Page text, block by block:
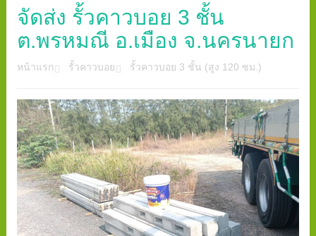
จัดส่ง รั้วคาวบอย 3 ชั้น
ต.พรหมณี อ.เมือง จ.นครนายก
หน้าแรก รั้วคาวบอย รั้วคาวบอย 3 ชั้น (สูง 120 ซม.)